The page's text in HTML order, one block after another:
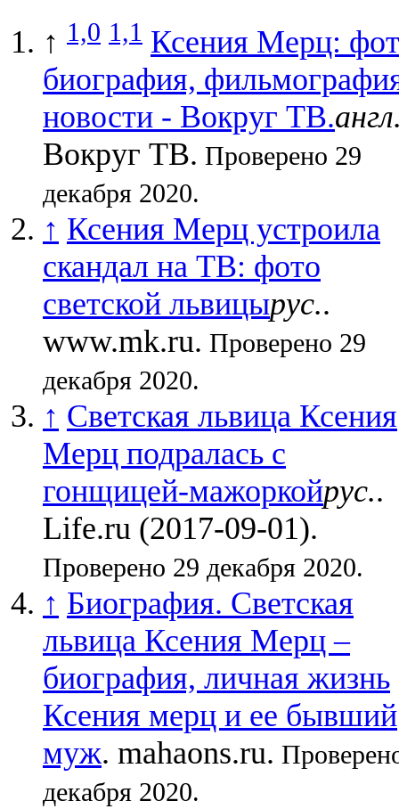
↑ 1,0 1,1 Ксения Мерц:
биография,
новости - Вокруг ТВ.
Вокруг ТВ. Проверено 29
декабря 2020.
↑ Ксения Мерц устроила
скандал на ТВ: фото
светской львицырус..
www.mk.ru. Проверено 29
декабря 2020.
↑ Светская львица Ксения
Мерц подралась с
гонщицей-мажоркойрус..
Life.ru (2017-09-01).
Проверено 29 декабря 2020.
↑ Биография. Светская
львица Ксения Мерц –
биография, личная жизнь
Ксения мерц и ее бывший
муж . mahaons.ru.
декабря 2020.